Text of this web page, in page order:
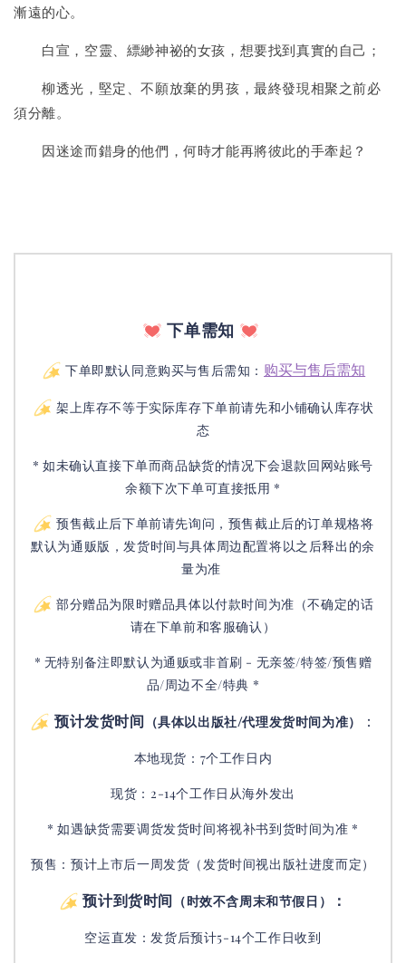
漸遠的心。
白宣，空靈、縹緲神祕的女孩，想要找到真實的自己；
柳透光，堅定、不願放棄的男孩，最終發現相聚之前必
須分離。
因迷途而錯身的他們，何時才能再將彼此的手牽起？
下单需知
下单即默认同意购买与售后需知： 购买与售后需知
架上库存不等于实际库存下单前请先和小铺确认库存状
态
* 如未确认直接下单而商品缺货的情况下会退款回网站账号
余额下次下单可直接抵用 *
预售截止后下单前请先询问，预售截止后的订单规格将
默认为通贩版，发货时间与具体周边配置将以之后释出的余
量为准
部分赠品为限时赠品具体以付款时间为准（不确定的话
请在下单前和客服确认）
* 无特别备注即默认为通贩或非首刷 - 无亲签/特签/预售赠
品/周边不全/特典 *
预计发货时间 （具体以出版社/代理发货时间为准） ：
本地现货：7个工作日内
现货：2-14个工作日从海外发出
* 如遇缺货需要调货发货时间将视补书到货时间为准 *
预售：预计上市后一周发货（发货时间视出版社进度而定）
预计到货时间 （时效不含周末和节假日） ：
空运直发：发货后预计5-14个工作日收到